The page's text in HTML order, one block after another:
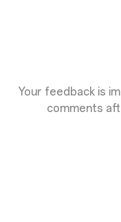
Your feedback is
comments